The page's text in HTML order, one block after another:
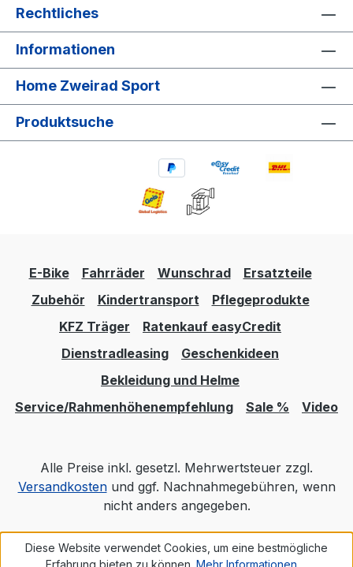
Rechtliches
Informationen
Home Zweirad Sport
Produktsuche
E-Bike Fahrräder Wunschrad
Ersatzteile
Zubehör
Kindertransport
Pflegeprodukte
KFZ Träger
Ratenkauf easyCredit
Dienstradleasing
Geschenkideen
Bekleidung und Helme
Service/Rahmenhöhenempfehlung
Sale % Video
Alle Preise inkl. gesetzl. Mehrwertsteuer zzgl.
Versandkostenund ggf. Nachnahmegebühren, wenn
nicht anders angegeben.
Realisiert mit Shopware
Diese Website verwendet Cookies, um eine bestmögliche
Erfahrung bieten zu können. Mehr Informationen ...